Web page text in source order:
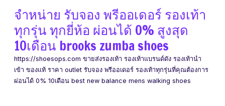
content
จำหน่าย รับจอง พรีออเดอร์ รองเท้า
ทุกรุ่น ทุกยี่ห้อ ผ่อนได้ 0% สูงสุด
10เดือน brooks zumba shoes
https://shoesops.com ขายส่งรองเท้า รองเท้าแบรนด์ดัง รองเท้านำ
เข้า ของแท้ ราคา outlet รับจอง พรีออเดอร์ รองเท้าทุกรุ่นที่คุณต้องการ
ผ่อนได้ 0% 10เดือน best new balance mens walking shoes